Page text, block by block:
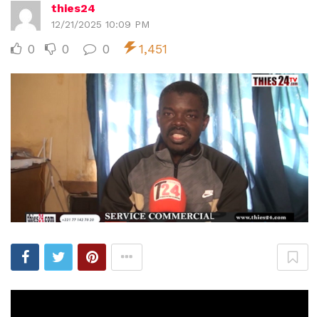
thies24
12/21/2025 10:09 PM
0 0 0 1,451